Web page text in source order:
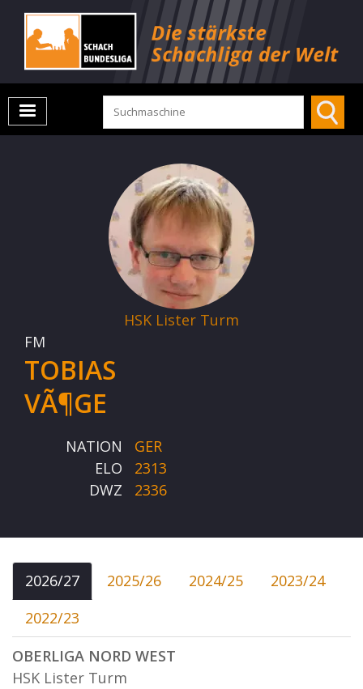
HSK Lister Turm
FM
TOBIAS
VÃ¶GE
NATION
GER
ELO
2313
DWZ
2336
2026/27 2025/26 2024/25
2023/24
2022/23
OBERLIGA NORD WEST
HSK Lister Turm